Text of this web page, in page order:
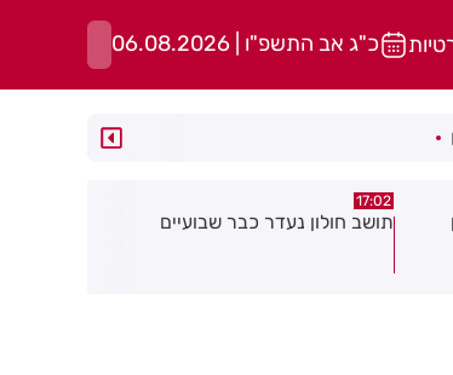
כ"ג אב התשפ"ו | 06.08.2026
15:21
"הרצל שמח בחמישי": עיריית רחובות